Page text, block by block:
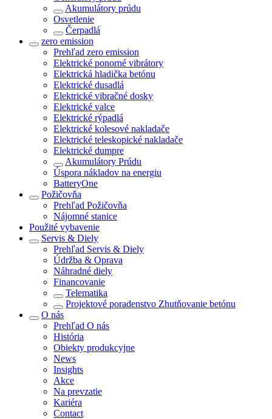
Akumulátory prúdu
Osvetlenie
Čerpadlá
zero emission
Prehľad zero emission
Elektrické ponorné vibrátory
Elektrická hladička betónu
Elektrické dusadlá
Elektrické vibračné dosky
Elektrické valce
Elektrické rýpadlá
Elektrické kolesové nakladače
Elektrické teleskopické nakladače
Elektrické dumpre
Akumulátory Prúdu
Úspora nákladov na energiu
BatteryOne
Požičovňa
Prehľad Požičovňa
Nájomné stanice
Použité vybavenie
Servis & Diely
Prehľad Servis & Diely
Údržba & Oprava
Náhradné diely
Financovanie
Telematika
Projektové poradenstvo Zhutňovanie betónu
O nás
Prehľad O nás
História
Obiekty produkcyjne
News
Insights
Akce
Na prevzatie
Kariéra
Contact